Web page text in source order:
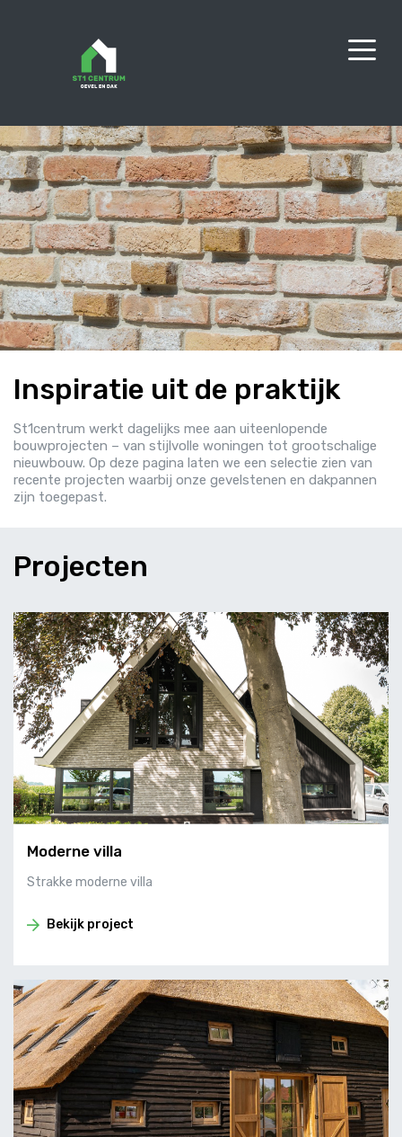
Inspiratie uit de praktijk
St1centrum werkt dagelijks mee aan uiteenlopende
bouwprojecten – van stijlvolle woningen tot grootschalige
nieuwbouw. Op deze pagina laten we een selectie zien van
recente projecten waarbij onze gevelstenen en dakpannen
zijn toegepast.
Projecten
Moderne villa
Strakke moderne villa
Bekijk project